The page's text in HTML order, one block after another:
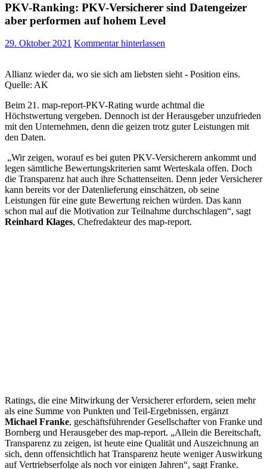
PKV-Ranking: PKV-Versicherer sind Datengeizer
aber performen auf hohem Level
29. Oktober 2021 Kommentar hinterlassen
Allianz wieder da, wo sie sich am liebsten sieht - Position eins.
Quelle: AK
Beim 21. map-report-PKV-Rating wurde achtmal die
Höchstwertung vergeben. Dennoch ist der Herausgeber unzufrieden
mit den Unternehmen, denn die geizen trotz guter Leistungen mit
den Daten.
„Wir zeigen, worauf es bei guten PKV-Versicherern ankommt und
legen sämtliche Bewertungskriterien samt Werteskala offen. Doch
die Transparenz hat auch ihre Schattenseiten. Denn jeder Versicherer
kann bereits vor der Datenlieferung einschätzen, ob seine
Leistungen für eine gute Bewertung reichen würden. Das kann
schon mal auf die Motivation zur Teilnahme durchschlagen“, sagt
Reinhard Klages, Chefredakteur des map-report.
Ratings, die eine Mitwirkung der Versicherer erfordern, seien mehr
als eine Summe von Punkten und Teil-Ergebnissen, ergänzt
Michael Franke, geschäftsführender Gesellschafter von Franke und
Bornberg und Herausgeber des map-report. „Allein die Bereitschaft,
Transparenz zu zeigen, ist heute eine Qualität und Auszeichnung an
sich, denn offensichtlich hat Transparenz heute weniger Auswirkung
auf Vertriebserfolge als noch vor einigen Jahren“, sagt Franke.